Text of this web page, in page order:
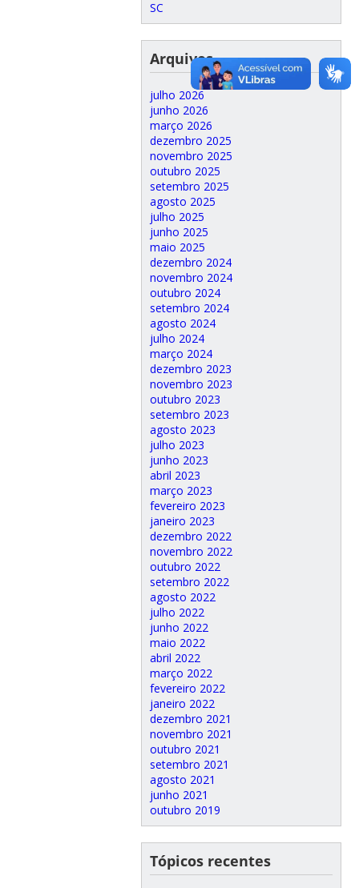
SC
Arquivos
julho 2026
junho 2026
março 2026
dezembro 2025
novembro 2025
outubro 2025
setembro 2025
agosto 2025
julho 2025
junho 2025
maio 2025
dezembro 2024
novembro 2024
outubro 2024
setembro 2024
agosto 2024
julho 2024
março 2024
dezembro 2023
novembro 2023
outubro 2023
setembro 2023
agosto 2023
julho 2023
junho 2023
abril 2023
março 2023
fevereiro 2023
janeiro 2023
dezembro 2022
novembro 2022
outubro 2022
setembro 2022
agosto 2022
julho 2022
junho 2022
maio 2022
abril 2022
março 2022
fevereiro 2022
janeiro 2022
dezembro 2021
novembro 2021
outubro 2021
setembro 2021
agosto 2021
junho 2021
outubro 2019
Tópicos recentes